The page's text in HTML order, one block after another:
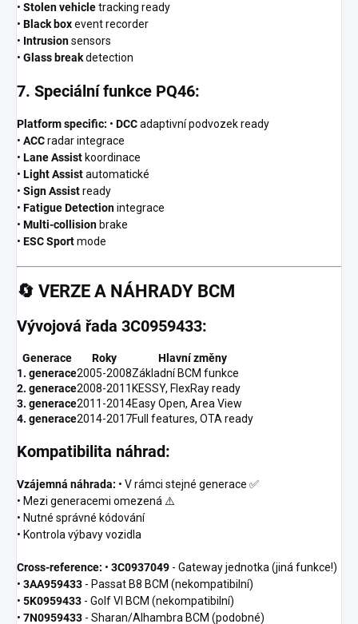
• Stolen vehicletracking ready
• Black boxevent recorder
• Intrusionsensors
• Glass breakdetection
7. Speciální funkce PQ46:
Platform specific: • DCCadaptivní podvozek ready
• ACCradar integrace
• Lane Assist koordinace
• Light Assistautomatické
• Sign Assistready
• Fatigue Detectionintegrace
• Multi-collision brake
• ESC Sportmode
🔄 VERZE A NÁHRADY BCM
Vývojová řada 3C0959433:
Generace Roky
Hlavní změny
1. generace2005-2008Základní BCM funkce
2. generace2008-2011 KESSY, FlexRay ready
3. generace2011-2014Easy Open, Area View
4. generace2014-2017Full features, OTA ready
Kompatibilita náhrad:
Vzájemná náhrada: • V rámci stejné generace ✅
• Mezi generacemi omezená ⚠️
• Nutné správné kódování
• Kontrola výbavy vozidla
Cross-reference: • 3C0937049 - Gateway jednotka (jiná funkce!)
• 3AA959433 - Passat B8 BCM (nekompatibilní)
• 5K0959433 - Golf VI BCM (nekompatibilní)
• 7N0959433 - Sharan/Alhambra BCM (podobné)